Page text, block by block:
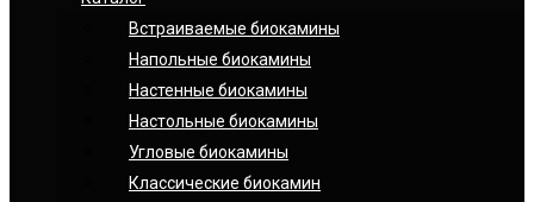
Встраиваемые биокамины
Напольные биокамины
Настенные биокамины
Настoльные биокамины
Угловые биокамины
Классические биокамин